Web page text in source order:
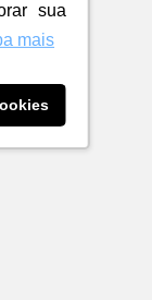
sua
mais